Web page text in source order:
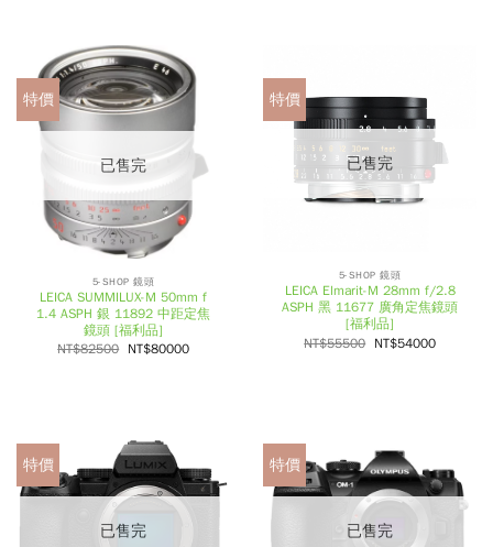
特價
已售完
5-SHOP 鏡頭
LEICA SUMMILUX-M 50mm f
1.4 ASPH 銀 11892 中距定焦
鏡頭 [福利品]
NT$82500 NT$80000
特價
已售完
5-SHOP 鏡頭
LEICA Elmarit-M 28mm f/2.8
ASPH 黑 11677 廣角定焦鏡頭
[福利品]
NT$55500 NT$54000
特價
已售完
特價
已售完